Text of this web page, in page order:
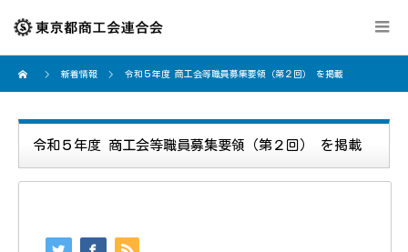
新着情報 令和５年度 商工会等職員募集要領（第２回） を掲載
令和５年度 商工会等職員募集要領（第２回） を掲載